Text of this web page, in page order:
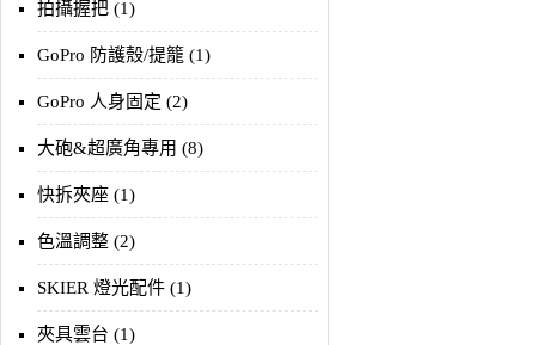
拍攝握把 (1)
GoPro 防護殼/提籠 (1)
GoPro 人身固定 (2)
大砲&超廣角專用 (8)
快拆夾座 (1)
色溫調整 (2)
SKIER 燈光配件 (1)
夾具雲台 (1)